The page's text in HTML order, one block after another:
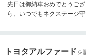
先日は御納車おめでとうご
ら、いつでもネクステージ
トヨタアルファードを